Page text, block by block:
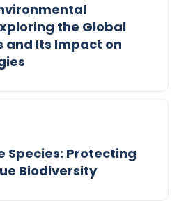
the Global
and Its Impact on
Species: Protecting
Biodiversity